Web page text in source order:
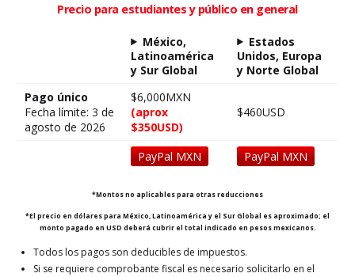
Precio para estudiantes y público en general
México,
Latinoamérica
y Sur Global
Estados
Unidos, Europa
y Norte Global
Pago único
Fecha límite: 3 de
agosto de 2026
$6,000MXN
(aprox
$350USD)
$460USD
PayPal MXN PayPal MXN
*Montos no aplicables para otras reducciones
*El precio en dólares para México, Latinoamérica y el Sur Global es aproximado; el
monto pagado en USD deberá cubrir el total indicado en pesos mexicanos.
Todos los pagos son deducibles de impuestos.
Si se requiere comprobante fiscal es necesario solicitarlo en el